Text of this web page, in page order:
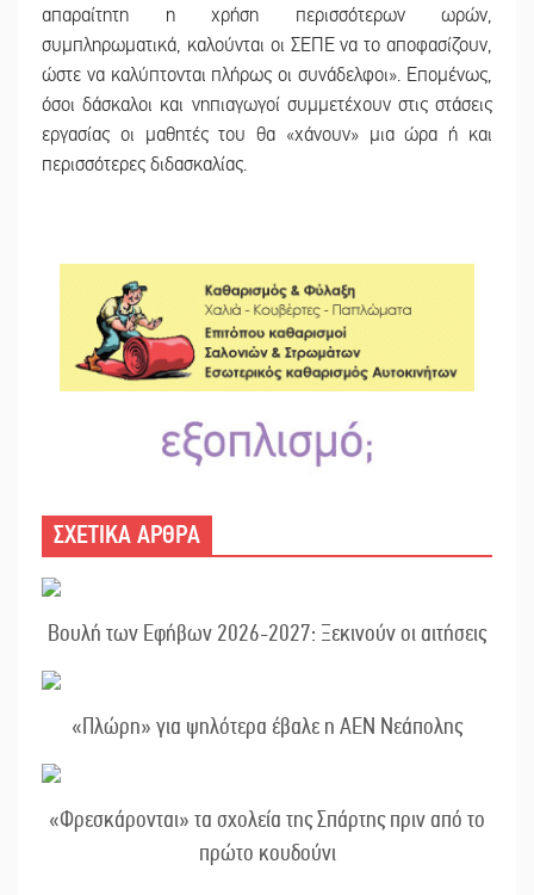
απαραίτητη η χρήση περισσότερων ωρών,
συμπληρωματικά, καλούνται οι ΣΕΠΕ να το αποφασίζουν,
ώστε να καλύπτονται πλήρως οι συνάδελφοι». Επομένως,
όσοι δάσκαλοι και νηπιαγωγοί συμμετέχουν στις στάσεις
εργασίας οι μαθητές του θα «χάνουν» μια ώρα ή και
περισσότερες διδασκαλίας.
ΣΧΕΤΙΚΑ ΑΡΘΡΑ
Βουλή των Εφήβων 2026-2027: Ξεκινούν οι αιτήσεις
«Πλώρη» για ψηλότερα έβαλε η ΑΕΝ Νεάπολης
«Φρεσκάρονται» τα σχολεία της Σπάρτης πριν από το
πρώτο κουδούνι